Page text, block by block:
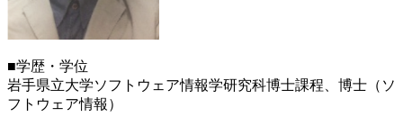
■学歴・学位
岩手県立大学ソフトウェア情報学研究科博士課程、博士（ソ
フトウェア情報）